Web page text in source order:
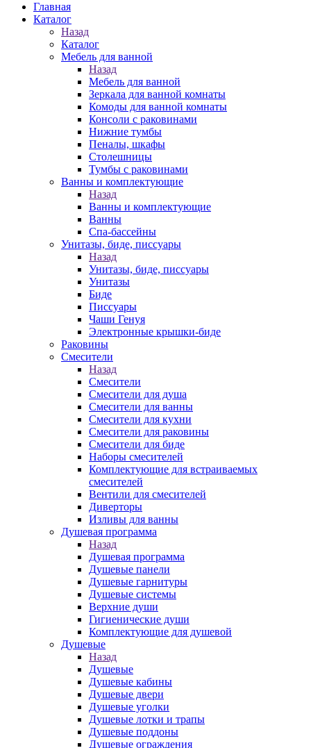
Главная
Каталог
Назад
Каталог
Мебель для ванной
Назад
Мебель для ванной
Зеркала для ванной комнаты
Комоды для ванной комнаты
Консоли с раковинами
Нижние тумбы
Пеналы, шкафы
Столешницы
Тумбы с раковинами
Ванны и комплектующие
Назад
Ванны и комплектующие
Ванны
Спа-бассейны
Унитазы, биде, писсуары
Назад
Унитазы, биде, писсуары
Унитазы
Биде
Писсуары
Чаши Генуя
Электронные крышки-биде
Раковины
Смесители
Назад
Смесители
Смесители для душа
Смесители для ванны
Смесители для кухни
Смесители для раковины
Смесители для биде
Наборы смесителей
Комплектующие для встраиваемых
смесителей
Вентили для смесителей
Диверторы
Изливы для ванны
Душевая программа
Назад
Душевая программа
Душевые панели
Душевые гарнитуры
Душевые системы
Верхние души
Гигиенические души
Комплектующие для душевой
Душевые
Назад
Душевые
Душевые кабины
Душевые двери
Душевые уголки
Душевые лотки и трапы
Душевые поддоны
Душевые ограждения